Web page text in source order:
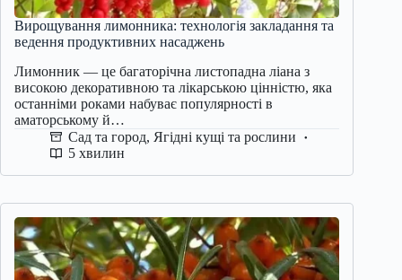
Вирощування лимонника: технологія закладання та
ведення продуктивних насаджень
Лимонник — це багаторічна листопадна ліана з
високою декоративною та лікарською цінністю, яка
останніми роками набуває популярності в
аматорському й…
Сад та город, Ягідні кущі та рослини
5 хвилин